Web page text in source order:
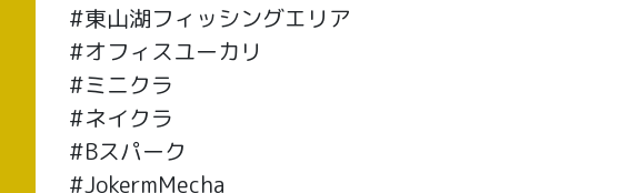
#東山湖フィッシングエリア
#オフィスユーカリ
#ミニクラ
#ネイクラ
#Bスパーク
#JokermMecha